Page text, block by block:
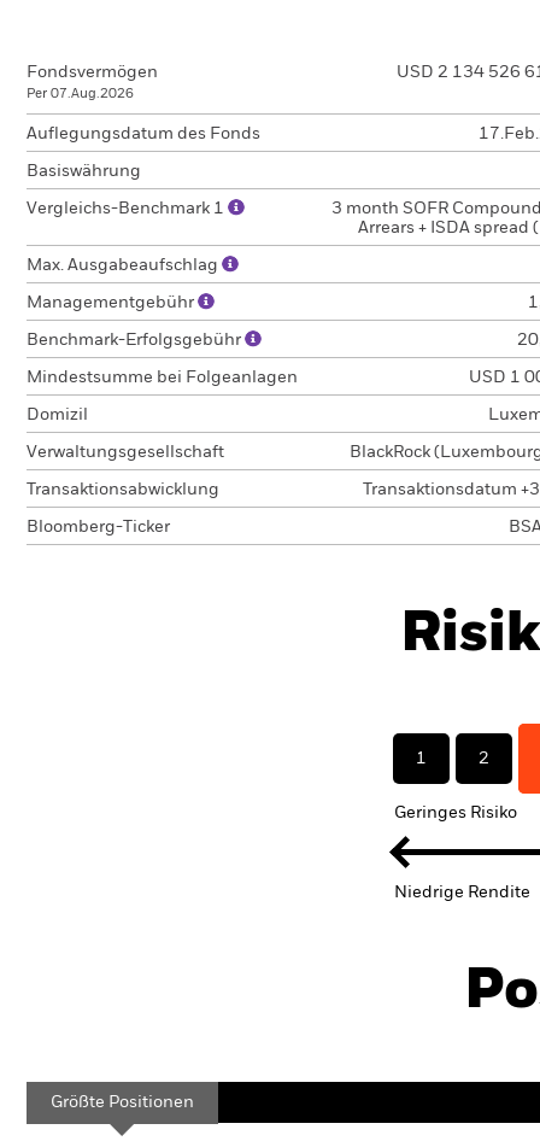
Fondsvermögen
Per 07.Aug.2026
USD 2 134 526
Auflegungsdatum des Fonds
Basiswährung
Vergleichs-Benchmark 1
3 month SOFR
Arrears + ISDA spread
Max. Ausgabeaufschlag
Managementgebühr
Benchmark-Erfolgsgebühr
Mindestsumme bei Folgeanlagen USD 1
Domizil
Verwaltungsgesellschaft BlackRock
Transaktionsabwicklung Transaktionsdatum
Bloomberg-Ticker
1 2
Geringes Risiko
Niedrige Rendite
Größte Positionen